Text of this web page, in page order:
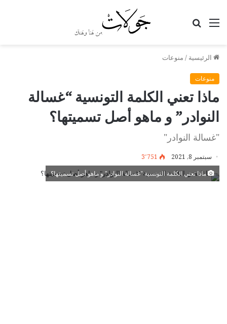
القائمة
الرئيسية / منوعات
منوعات
ماذا تعني الكلمة التونسية “غسالة
النوادر” و ماهو أصل تسميتها؟
"غسالة النوادر"
سبتمبر 8, 2021 3٬751
ماذا تعني الكلمة التونسية "غسالة النوادر" و ماهو أصل تسميتها؟